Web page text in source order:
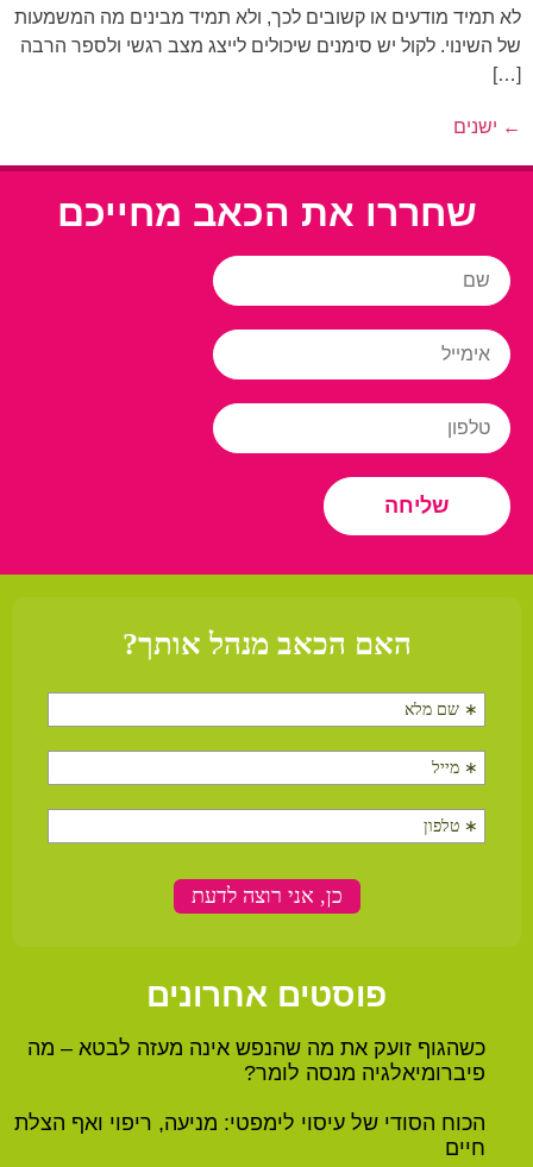
לא תמיד מודעים או קשובים לכך, ולא תמיד מבינים מה המשמעות
של השינוי. לקול יש סימנים שיכולים לייצג מצב רגשי ולספר הרבה
[…]
← ישנים
שחררו את הכאב מחייכם
פוסטים אחרונים
כשהגוף זועק את מה שהנפש אינה מעזה לבטא – מה
פיברומיאלגיה מנסה לומר?
הכוח הסודי של עיסוי לימפטי: מניעה, ריפוי ואף הצלת
חיים